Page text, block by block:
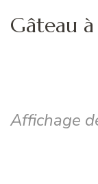
Gâteau
Affichage